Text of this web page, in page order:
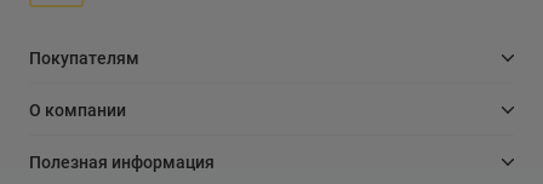
Покупателям
О компании
Полезная информация